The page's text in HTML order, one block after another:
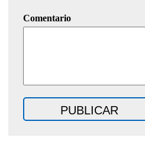
Comentario